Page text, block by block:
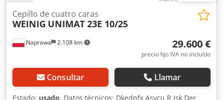
Naprawa 2.108 km
Cepillo de cuatro caras
WEINIG UNIMAT 23E 10/25
29.600 €
precio fijo IVA no incluído
Consultar Llamar
Estado: usado, Datos técnicos: Dkedpfx Asycu R Isk Der